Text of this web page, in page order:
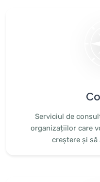
Serviciul de
organizațiilor care
creștere și